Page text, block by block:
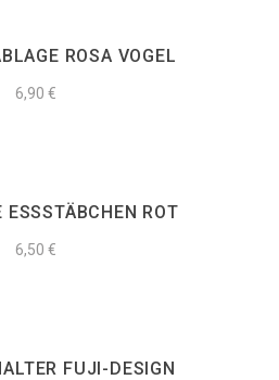
ROSA VOGEL
6,90 €
ESSSTÄBCHEN ROT
6,50 €
FUJI-DESIGN